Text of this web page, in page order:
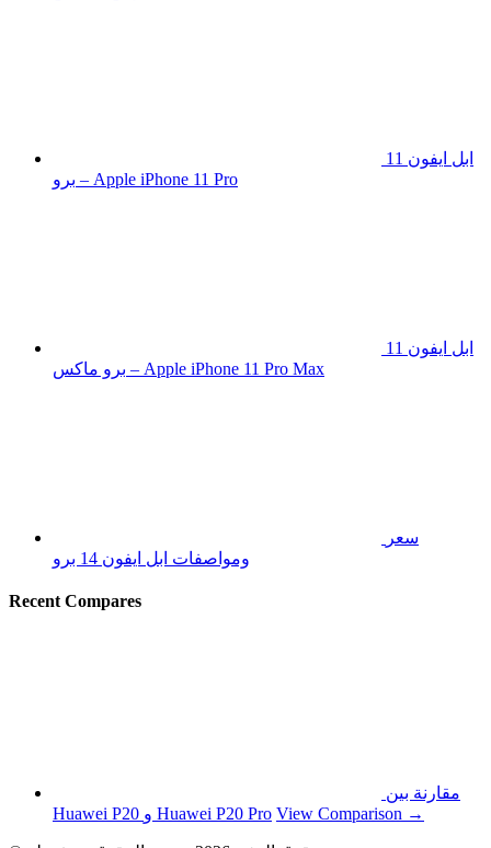
ابل ايفون 11
برو – Apple iPhone 11 Pro
ابل ايفون 11
برو ماكس – Apple iPhone 11 Pro Max
سعر
ومواصفات ابل ايفون 14 برو
Recent Compares
مقارنة بين
Huawei P20 و Huawei P20 Pro View Comparison →